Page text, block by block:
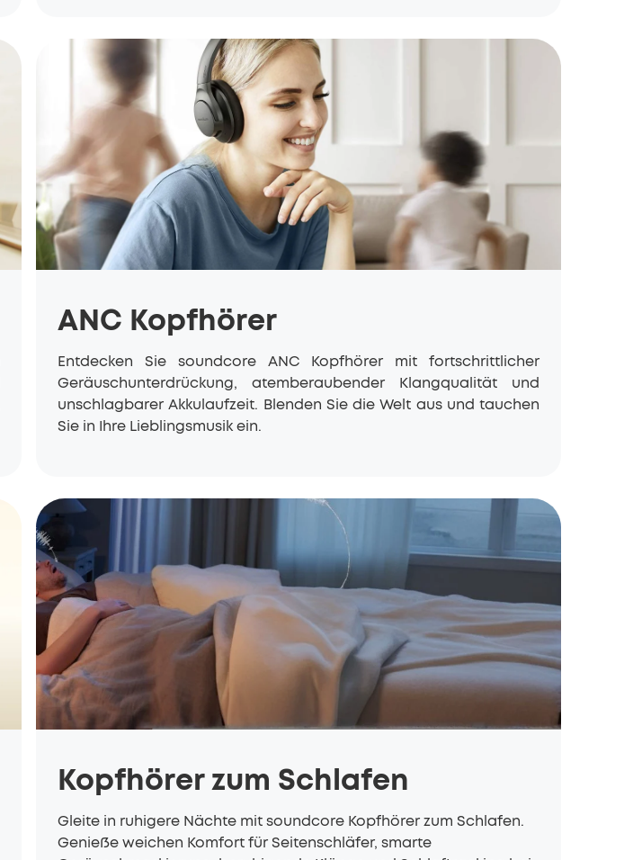
ANC Kopfhörer
Entdecken Sie soundcore ANC Kopfhörer mit fortschrittlicher
Geräuschunterdrückung, atemberaubender Klangqualität und
unschlagbarer Akkulaufzeit. Blenden Sie die Welt aus und tauchen
Sie in Ihre Lieblingsmusik ein.
Kopfhörer zum Schlafen
Gleite in ruhigere Nächte mit soundcore Kopfhörer zum Schlafen.
Genieße weichen Komfort für Seitenschläfer, smarte